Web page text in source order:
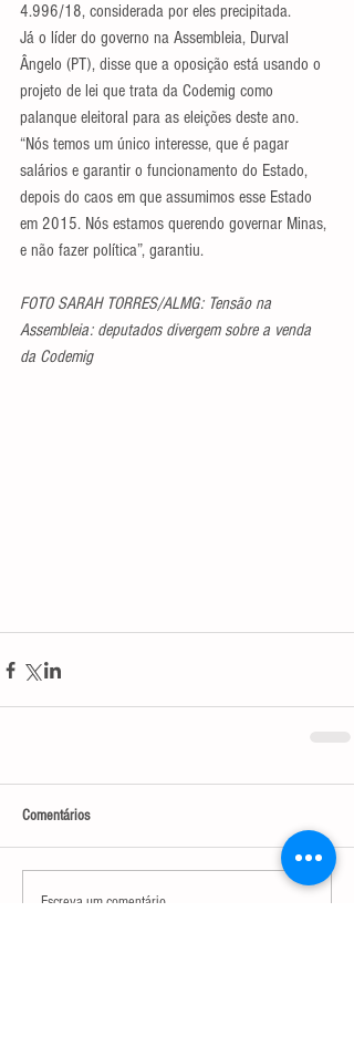
4.996/18, considerada por eles precipitada.
Já o líder do governo na Assembleia, Durval
Ângelo (PT), disse que a oposição está usando o
projeto de lei que trata da Codemig como
palanque eleitoral para as eleições deste ano.
“Nós temos um único interesse, que é pagar
salários e garantir o funcionamento do Estado,
depois do caos em que assumimos esse Estado
em 2015. Nós estamos querendo governar Minas,
e não fazer política”, garantiu.
FOTO SARAH TORRES/ALMG: Tensão na
Assembleia: deputados divergem sobre a venda
da Codemig
Comentários
Escreva um comentário